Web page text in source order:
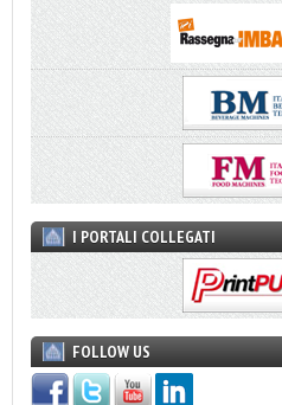
I PORTALI COLLEGATI
FOLLOW US